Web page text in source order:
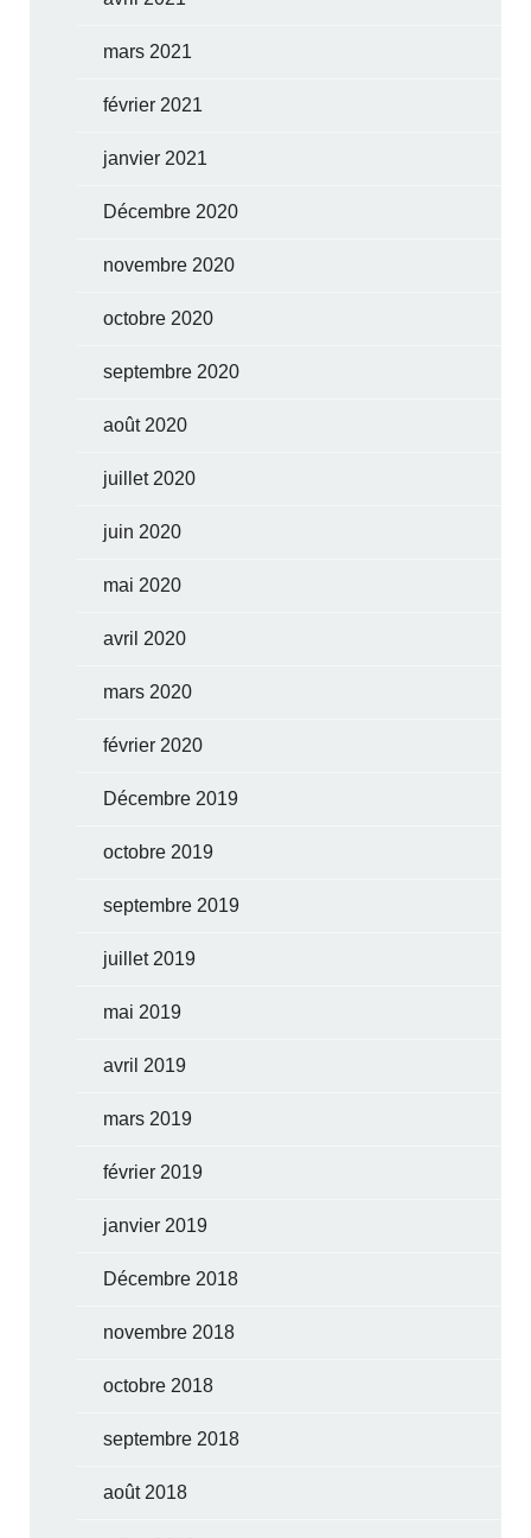
mars 2021
février 2021
janvier 2021
Décembre 2020
novembre 2020
octobre 2020
septembre 2020
août 2020
juillet 2020
juin 2020
mai 2020
avril 2020
mars 2020
février 2020
Décembre 2019
octobre 2019
septembre 2019
juillet 2019
mai 2019
avril 2019
mars 2019
février 2019
janvier 2019
Décembre 2018
novembre 2018
octobre 2018
septembre 2018
août 2018